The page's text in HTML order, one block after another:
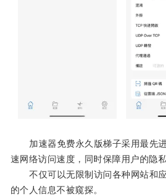
加速器免费永久版梯子采用最先进
速网络访问速度，同时保障用户的隐私
不仅可以无限制访问各种网站和应
的个人信息不被窥探。